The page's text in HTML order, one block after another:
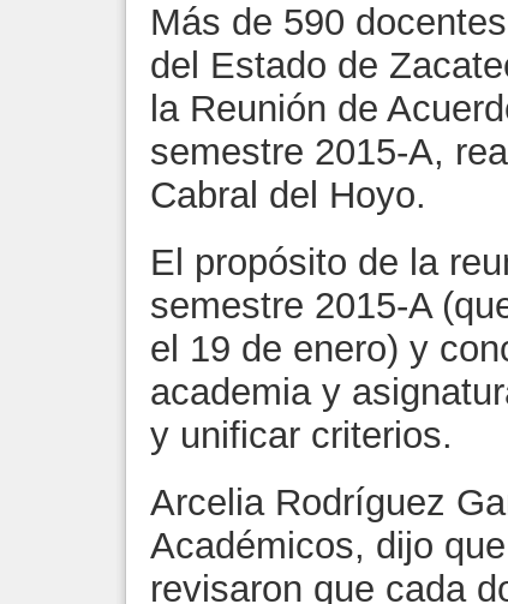
Más de 590
del Estado de
la Reunión de
semestre 2015-A,
Cabral del
El propósito de la
semestre 2015-A
el 19 de enero) y
academia y
y unificar criterios.
Arcelia Rodríguez
Académicos, dijo
revisaron que cada